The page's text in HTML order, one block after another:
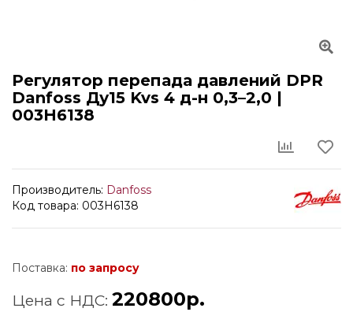
Регулятор перепада давлений DPR
Danfoss Ду15 Kvs 4 д-н 0,3–2,0 |
003H6138
Производитель: Danfoss
Код товара: 003H6138
Поставка: по запросу
Цена с НДС: 220800р.